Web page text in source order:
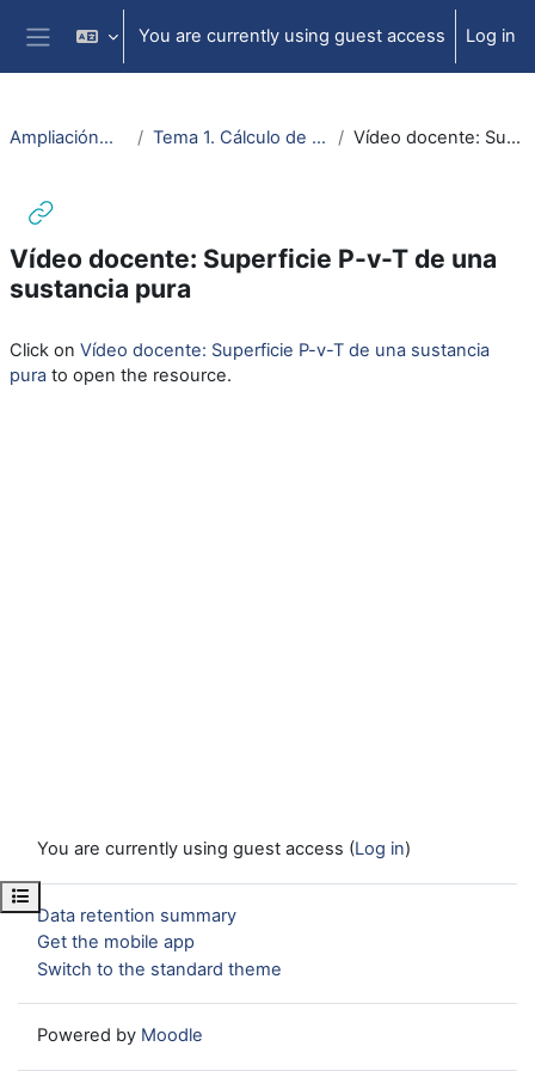
Skip to main content
Side panel
You are currently using guest access Log in
Open course index
AmpliaciónMatAudEstTermodIngTer Tema 1. Cálculo de propiedades de las sustancias puras Vídeo docente: Superficie P-v-T de una sustancia pura
Vídeo docente: Superficie P-v-T de una
sustancia pura
Click on Vídeo docente: Superficie P-v-T de una sustancia
pura to open the resource.
You are currently using guest access (Log in)
Data retention summary
Get the mobile app
Switch to the standard theme
Powered by Moodle